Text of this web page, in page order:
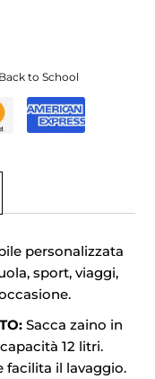
to School
personalizzata
sport, viaggi,
Sacca zaino in
12 litri.
facilita il lavaggio.